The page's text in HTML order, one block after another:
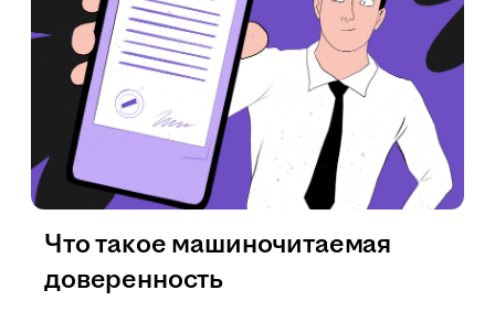
Что такое машиночитаемая
доверенность